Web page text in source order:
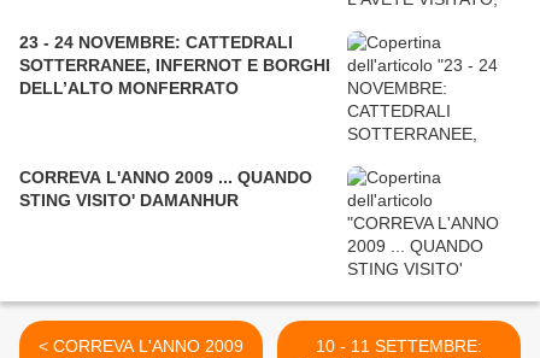
23 - 24 NOVEMBRE: CATTEDRALI
SOTTERRANEE, INFERNOT E BORGHI
DELL’ALTO MONFERRATO
CORREVA L'ANNO 2009 ... QUANDO
STING VISITO' DAMANHUR
< CORREVA L'ANNO 2009
10 - 11 SETTEMBRE: